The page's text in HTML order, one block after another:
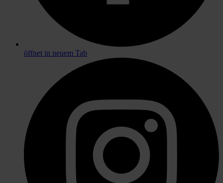
öffnet in neuem Tab